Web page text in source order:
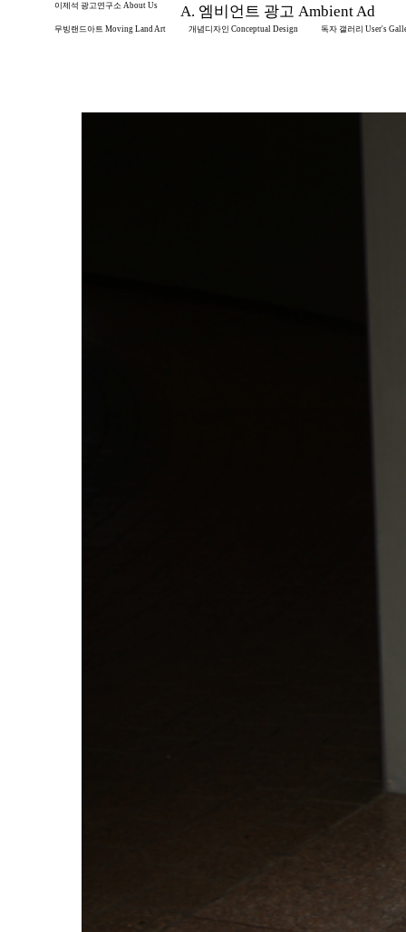
이제석 광고연구소 About Us A. 엠비언트 광고 Ambient Ad
무빙랜드아트 Moving Land Art 개념디자인 Conceptual Design 독자 갤러리 User's